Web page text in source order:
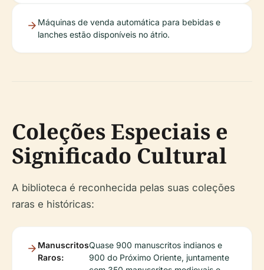
Máquinas de venda automática para bebidas e
lanches estão disponíveis no átrio.
Coleções Especiais e
Significado Cultural
A biblioteca é reconhecida pelas suas coleções
raras e históricas:
Manuscritos
Raros:
Quase 900 manuscritos indianos e
900 do Próximo Oriente, juntamente